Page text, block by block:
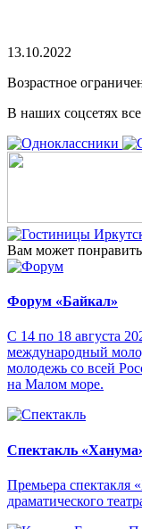
13.10.2022
Возрастное
В наших соцсетях
Вам может
Форум «Байкал»
С 14 по 18 августа
международный
молодежь со всей
на Малом море.
Спектакль
Премьера спектакля
драматического